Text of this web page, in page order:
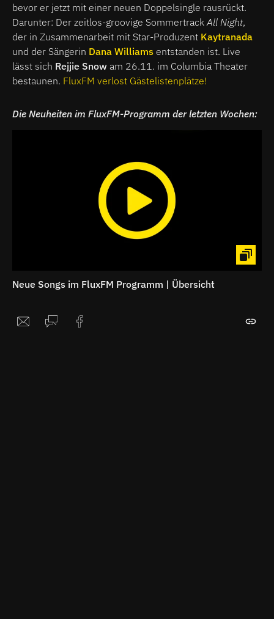
bevor er jetzt mit einer neuen Doppelsingle rausrückt.
Darunter: Der zeitlos-groovige SommertrackAll Night,
der in Zusammenarbeit mit Star-Produzent Kaytranada
und der Sängerin Dana Williams entstanden ist. Live
lässt sich Rejjie Snow am 26.11. im Columbia Theater
bestaunen. FluxFM verlost Gästelistenplätze!
Die Neuheiten im FluxFM-Programm der letzten Wochen:
Neue Songs im FluxFM Programm | Übersicht